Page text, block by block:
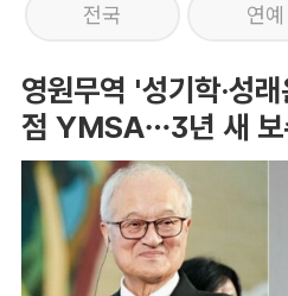
전국 연예
영원무역 '성기학·성
점 YMSA…3년 새 보